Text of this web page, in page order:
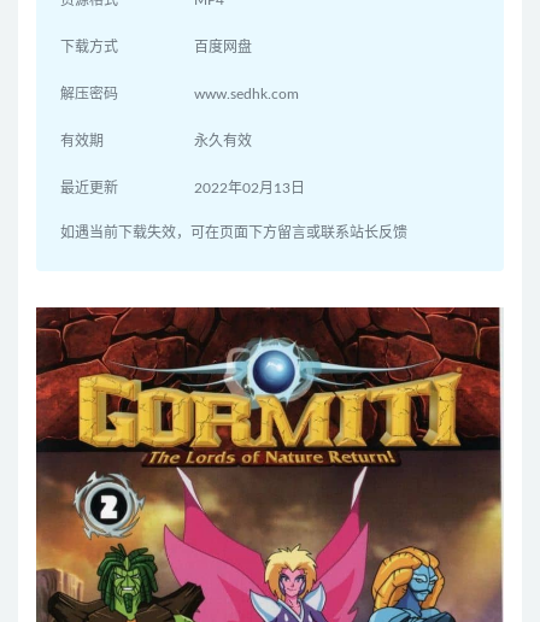
下载方式 百度网盘
解压密码 www.sedhk.com
有效期 永久有效
最近更新 2022年02月13日
如遇当前下载失效，可在页面下方留言或联系站长反馈